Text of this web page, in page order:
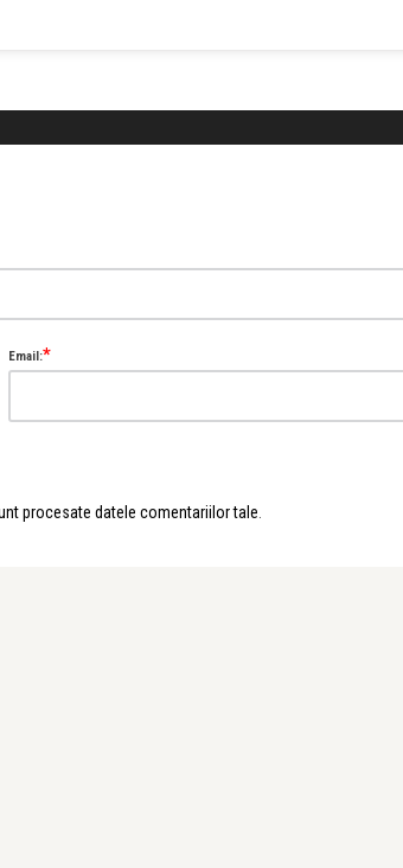
Email:*
procesate datele comentariilor tale